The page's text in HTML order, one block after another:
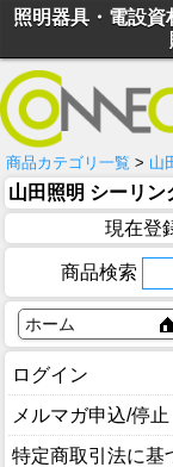
照明器具・電設
商品カテゴリ一覧 > 山
山田照明 シーリン
現在登
商品検索
ホーム
ログイン
メルマガ申込/停止
特定商取引法に基